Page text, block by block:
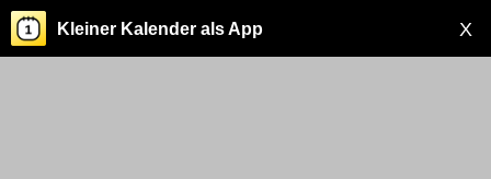
X
Kleiner Kalender als App